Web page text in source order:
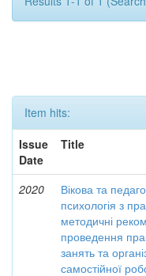
Item hits:
Issue
Date
Title
2020
Вікова та
психологія з
методичні
проведення
занять та
самостійної